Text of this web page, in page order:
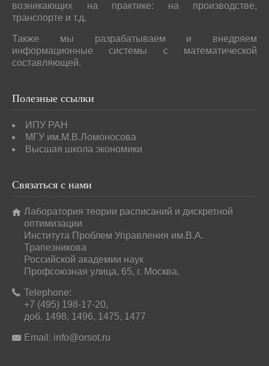
возникающих на практике: на производстве,
транспорте и т.д.
Также мы разрабатываем и внедряем
информационные системы с математической
составляющей.
Полезные ссылки
ИПУ РАН
МГУ им.М.В.Ломоносова
Высшая школа экономики
Связаться с нами
Лаборатория теории расписаний и дискретной
оптимизации
Института Проблем Управления им.В.А.
Трапезникова
Российской академии наук
Профсоюзная улица, 65, г. Москва.
Telephone:
+7 (495) 198-17-20,
доб. 1498, 1496, 1475, 1477
Email: info@orsot.ru